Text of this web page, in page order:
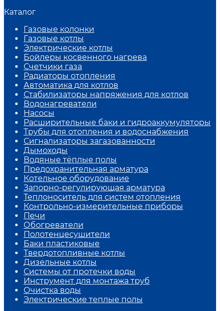
Каталог
Газовые колонки
Газовые котлы
Электрические котлы
Бойлеры косвенного нагрева
Счетчики газа
Радиаторы отопления
Автоматика для котлов
Стабилизаторы напряжения для котлов
Водонагреватели
Насосы
Расширительные баки и гидроаккумуляторы
Трубы для отопления и водоснабжения
Сигнализаторы загазованности
Дымоходы
Водяные тёплые полы
Предохранительная арматура
Котельное оборудование
Запорно-регулирующая арматура
Теплоноситель для систем отопления
Контрольно-измерительные приборы
Печи
Обогреватели
Полотенцесушители
Баки пластиковые
Твердотопливные котлы
Дизельные котлы
Системы от протечки воды
Инструмент для монтажа труб
Очистка воды
Электрические теплые полы